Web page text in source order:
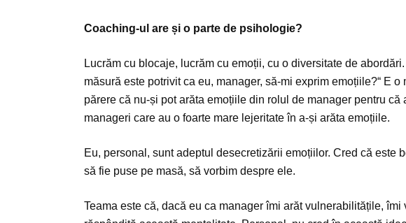
Coaching-ul are și o parte de psihologie?
Lucrăm cu blocaje, lucrăm cu emoții, cu o diversitate de
măsură este potrivit ca eu, manager, să-mi exprim emoțiile?“ E
părere că nu-și pot arăta emoțiile din rolul de manager pentru
manageri care au o foarte mare lejeritate în a-și arăta emoțiile.
Eu, personal, sunt adeptul desecretizării emoțiilor. Cred că este
să fie puse pe masă, să vorbim despre ele.
Teama este că, dacă eu ca manager îmi arăt vulnerabilitățile,